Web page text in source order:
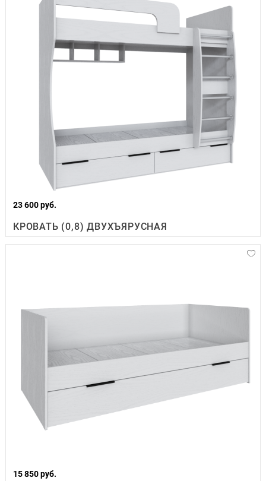
23 600 руб.
КРОВАТЬ (0,8) ДВУХЪЯРУСНАЯ
15 850 руб.